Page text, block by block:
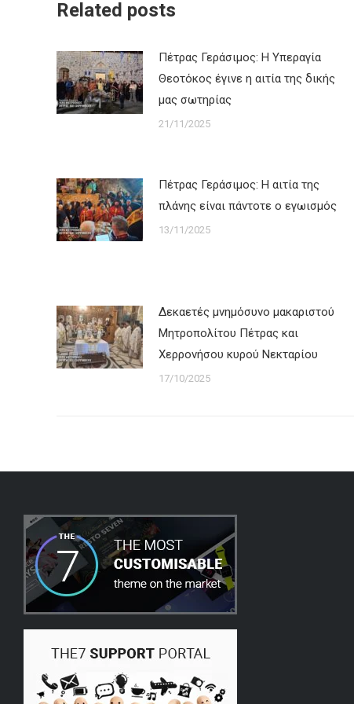
Related posts
Πέτρας Γεράσιμος: Η Υπεραγία
Θεοτόκος έγινε η αιτία της δικής
μας σωτηρίας
21/11/2025
Πέτρας Γεράσιμος: Η αιτία της
πλάνης είναι πάντοτε ο εγωισμός
13/11/2025
Δεκαετές μνημόσυνο μακαριστού
Μητροπολίτου Πέτρας και
Χερρονήσου κυρού Νεκταρίου
17/10/2025